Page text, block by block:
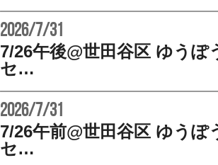
2026/7/31
7/26午後@世田谷区 ゆうぽ
セ…
2026/7/31
7/26午前@世田谷区 ゆうぽ
セ…